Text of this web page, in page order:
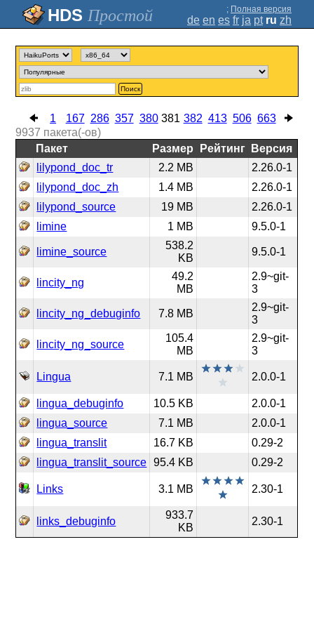
Простой ; Полная версия
de en es fr ja pt ru zh
Поиск
1 167 286 357 380 381 382 413 506 663
9937 пакета(-ов)
Пакет
Размер Рейтинг
Версия
lilypond_doc_tr
2.2 MB
2.26.0-1
lilypond_doc_zh
1.4 MB
2.26.0-1
lilypond_source
19 MB
2.26.0-1
limine
1 MB 9.5.0-1
limine_source
538.2
KB
9.5.0-1
lincity_ng
49.2
MB
2.9~git-
3
lincity_ng_debuginfo 7.8 MB
2.9~git-
3
lincity_ng_source
105.4
MB
2.9~git-
3
Lingua 7.1 MB 2.0.0-1
lingua_debuginfo 10.5 KB
2.0.0-1
lingua_source
7.1 MB
2.0.0-1
lingua_translit
16.7 KB
0.29-2
lingua_translit_source
95.4 KB 0.29-2
Links 3.1 MB 2.30-1
links_debuginfo
933.7
KB
2.30-1